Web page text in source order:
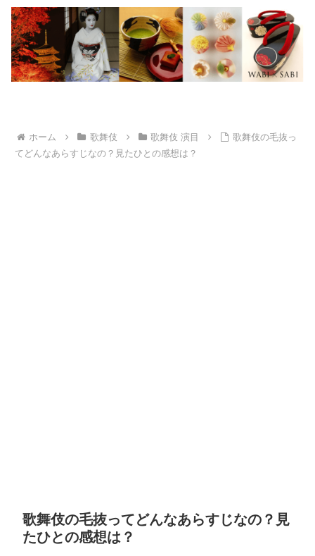
ホーム 歌舞伎 歌舞伎 演目
歌舞伎の毛抜っ
てどんなあらすじなの？見たひとの感想は？
歌舞伎の毛抜ってどんなあらすじなの？見
たひとの感想は？